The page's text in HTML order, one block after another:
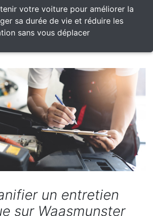
votre voiture pour améliorer la
sa durée de vie et réduire les
sans vous déplacer
un entretien
sur Waasmunster